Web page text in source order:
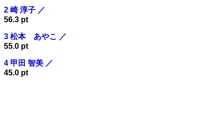
2 崎 淳子 ／
56.3 pt
3 松本 あやこ ／
55.0 pt
4 甲田 智美 ／
45.0 pt